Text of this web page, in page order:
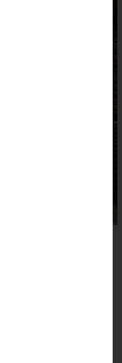
die Kerngehäuse